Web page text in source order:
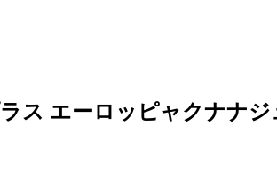
ス エーロッピャクナナ